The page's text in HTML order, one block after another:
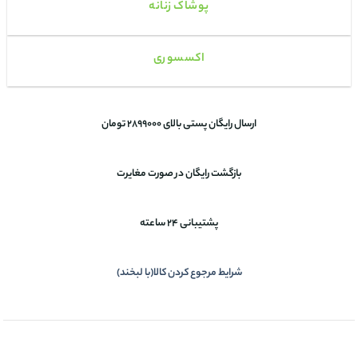
پوشاک زنانه
اکسسوری
ارسال رایگان پستی بالای 2899000 تومان
بازگشت رایگان در صورت مغایرت
پشتیبانی 24 ساعته
شرایط مرجوع کردن کالا(با لبخند)